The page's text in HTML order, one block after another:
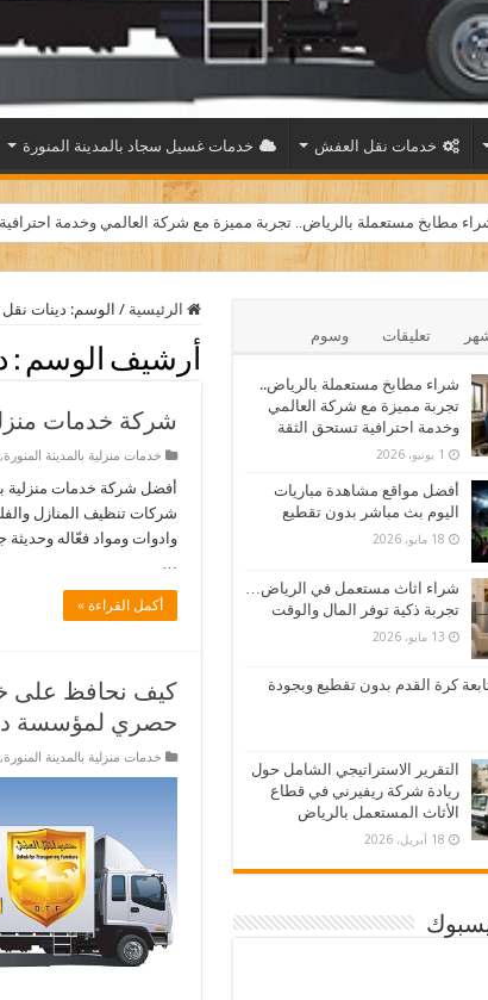
خدمات نقل العفش خدمات غسيل سجاد بالمدينة المنورة
مطابخ مستعملة بالرياض.. تجربة مميزة مع شركة العالمي وخدمة
الرئيسية / الوسم: دينات نقل
أرشيف الوسم :
شركة خدمات
خدمات منزلية بالمدينة المنورة
أفضل شركة خدمات منزلية
شركات تنظيف المنازل
وادوات ومواد فعّاله
…
أكمل القراءة »
كيف نحافظ على
حصري لمؤسسة
خدمات منزلية بالمدينة المنورة
تعليقات وسوم
شراء مطابخ مستعملة بالرياض..
تجربة مميزة مع شركة العالمي
وخدمة احترافية تستحق الثقة
1 يونيو، 2026
أفضل مواقع مشاهدة مباريات
اليوم بث مباشر بدون تقطيع
18 مايو، 2026
شراء اثاث مستعمل في الرياض…
تجربة ذكية توفر المال والوقت
13 مايو، 2026
كرة القدم بدون تقطيع وبجودة
التقرير الاستراتيجي الشامل حول
ريادة شركة ريفيرني في قطاع
الأثاث المستعمل بالرياض
18 أبريل، 2026